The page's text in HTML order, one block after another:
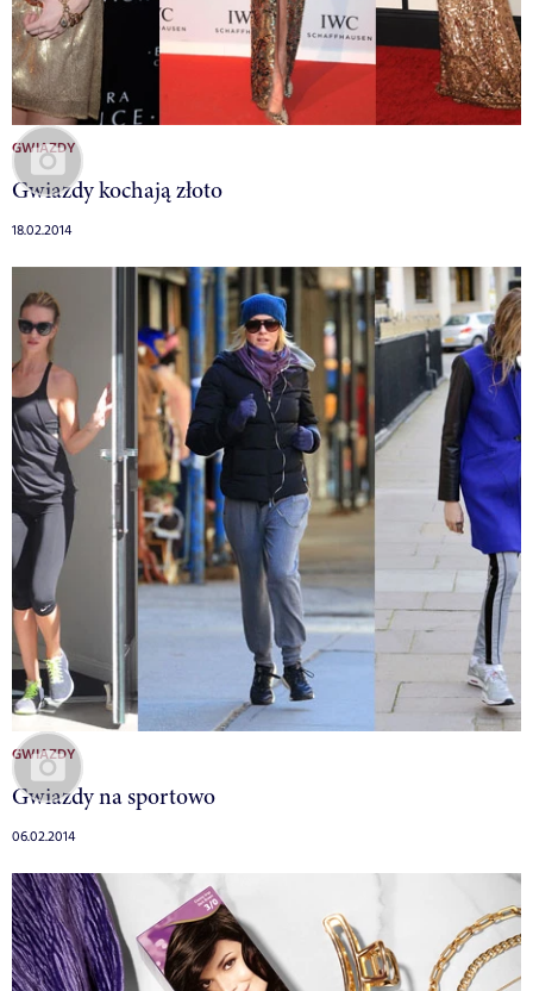
GWIAZDY
Gwiazdy kochają złoto
18.02.2014
GWIAZDY
Gwiazdy na sportowo
06.02.2014